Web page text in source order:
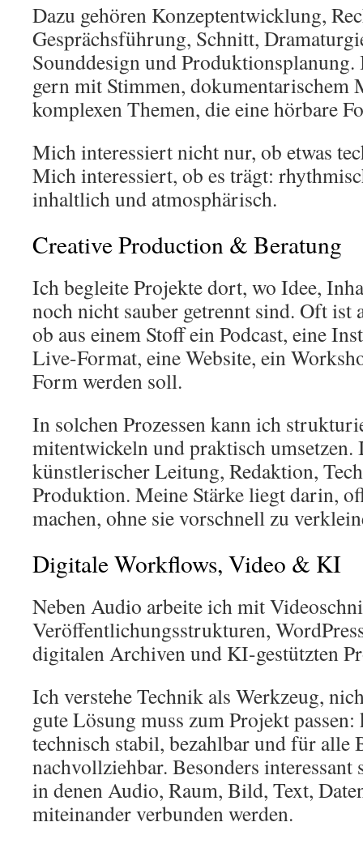
Dazu gehören Konzeptentwicklung,
Gesprächsführung, Schnitt,
Sounddesign und Produktionsplanung.
gern mit Stimmen, dokumentarischem
komplexen Themen, die eine hörbare
Mich interessiert nicht nur, ob etwas
Mich interessiert, ob es trägt:
inhaltlich und atmosphärisch.
Creative Production & Beratung
Ich begleite Projekte dort, wo Idee,
noch nicht sauber getrennt sind. Oft ist
ob aus einem Stoff ein Podcast, eine
Live-Format, eine Website, ein
Form werden soll.
In solchen Prozessen kann ich
mitentwickeln und praktisch umsetzen.
künstlerischer Leitung, Redaktion,
Produktion. Meine Stärke liegt darin,
machen, ohne sie vorschnell zu
Digitale Workflows, Video & KI
Neben Audio arbeite ich mit
Veröffentlichungsstrukturen,
digitalen Archiven und KI-gestützten
Ich verstehe Technik als Werkzeug,
gute Lösung muss zum Projekt
technisch stabil, bezahlbar und für alle
nachvollziehbar. Besonders
in denen Audio, Raum, Bild, Text,
miteinander verbunden werden.